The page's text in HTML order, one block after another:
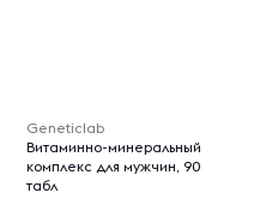
Geneticlab
Витаминно-минеральный
комплекс для мужчин, 90
табл